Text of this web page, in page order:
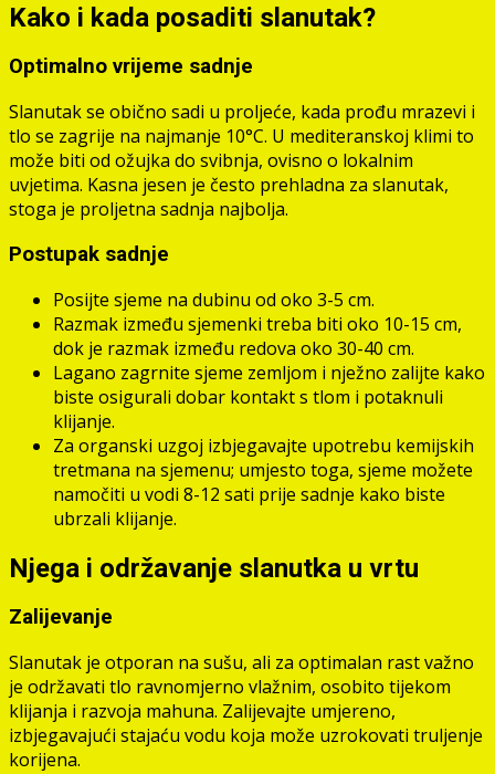
Kako i kada posaditi slanutak?
Optimalno vrijeme sadnje
Slanutak se obično sadi u proljeće, kada prođu mrazevi i
tlo se zagrije na najmanje 10°C. U mediteranskoj klimi to
može biti od ožujka do svibnja, ovisno o lokalnim
uvjetima. Kasna jesen je često prehladna za slanutak,
stoga je proljetna sadnja najbolja.
Postupak sadnje
Posijte sjeme na dubinu od oko 3-5 cm.
Razmak između sjemenki treba biti oko 10-15 cm,
dok je razmak između redova oko 30-40 cm.
Lagano zagrnite sjeme zemljom i nježno zalijte kako
biste osigurali dobar kontakt s tlom i potaknuli
klijanje.
Za organski uzgoj izbjegavajte upotrebu kemijskih
tretmana na sjemenu; umjesto toga, sjeme možete
namočiti u vodi 8-12 sati prije sadnje kako biste
ubrzali klijanje.
Njega i održavanje slanutka u vrtu
Zalijevanje
Slanutak je otporan na sušu, ali za optimalan rast važno
je održavati tlo ravnomjerno vlažnim, osobito tijekom
klijanja i razvoja mahuna. Zalijevajte umjereno,
izbjegavajući stajaću vodu koja može uzrokovati truljenje
korijena.